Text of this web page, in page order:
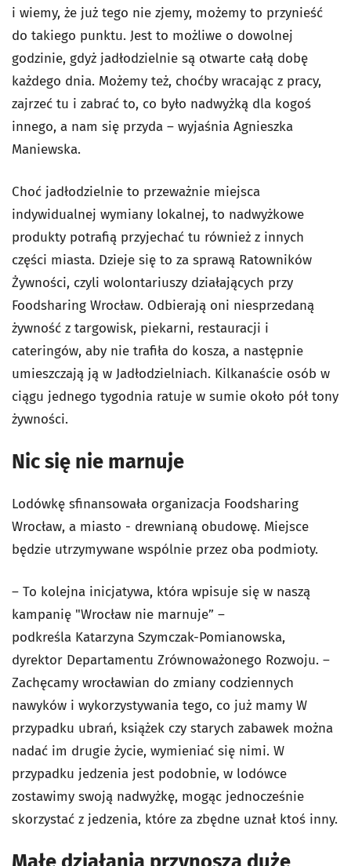
i wiemy, że już tego nie zjemy, możemy to przynieść
do takiego punktu. Jest to możliwe o dowolnej
godzinie, gdyż jadłodzielnie są otwarte całą dobę
każdego dnia. Możemy też, choćby wracając z pracy,
zajrzeć tu i zabrać to, co było nadwyżką dla kogoś
innego, a nam się przyda – wyjaśnia Agnieszka
Maniewska.
Choć jadłodzielnie to przeważnie miejsca
indywidualnej wymiany lokalnej, to nadwyżkowe
produkty potrafią przyjechać tu również z innych
części miasta. Dzieje się to za sprawą Ratowników
Żywności, czyli wolontariuszy działających przy
Foodsharing Wrocław. Odbierają oni niesprzedaną
żywność z targowisk, piekarni, restauracji i
cateringów, aby nie trafiła do kosza, a następnie
umieszczają ją w Jadłodzielniach. Kilkanaście osób w
ciągu jednego tygodnia ratuje w sumie około pół tony
żywności.
Nic się nie marnuje
Lodówkę sfinansowała organizacja Foodsharing
Wrocław, a miasto - drewnianą obudowę. Miejsce
będzie utrzymywane wspólnie przez oba podmioty.
– To kolejna inicjatywa, która wpisuje się w naszą
kampanię "Wrocław nie marnuje” –
podkreśla Katarzyna Szymczak-Pomianowska,
dyrektor Departamentu Zrównoważonego Rozwoju. –
Zachęcamy wrocławian do zmiany codziennych
nawyków i wykorzystywania tego, co już mamy W
przypadku ubrań, książek czy starych zabawek można
nadać im drugie życie, wymieniać się nimi. W
przypadku jedzenia jest podobnie, w lodówce
zostawimy swoją nadwyżkę, mogąc jednocześnie
skorzystać z jedzenia, które za zbędne uznał ktoś inny.